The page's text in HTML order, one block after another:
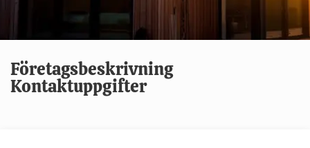
Företagsbeskrivning
Kontaktuppgifter